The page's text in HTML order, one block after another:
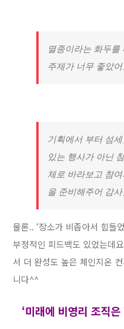
멸종이라는 화두를
주제가 너무 좋았
기획에서 부터 섬
있는 행사가 아닌
체로 바라보고 참
을 준비해주어 감
물론.. ‘장소가 비좁아서 힘들
부정적인 피드백도 있었는데
서 더 완성도 높은 체인지온
니다^^
‘미래에 비영리 조직